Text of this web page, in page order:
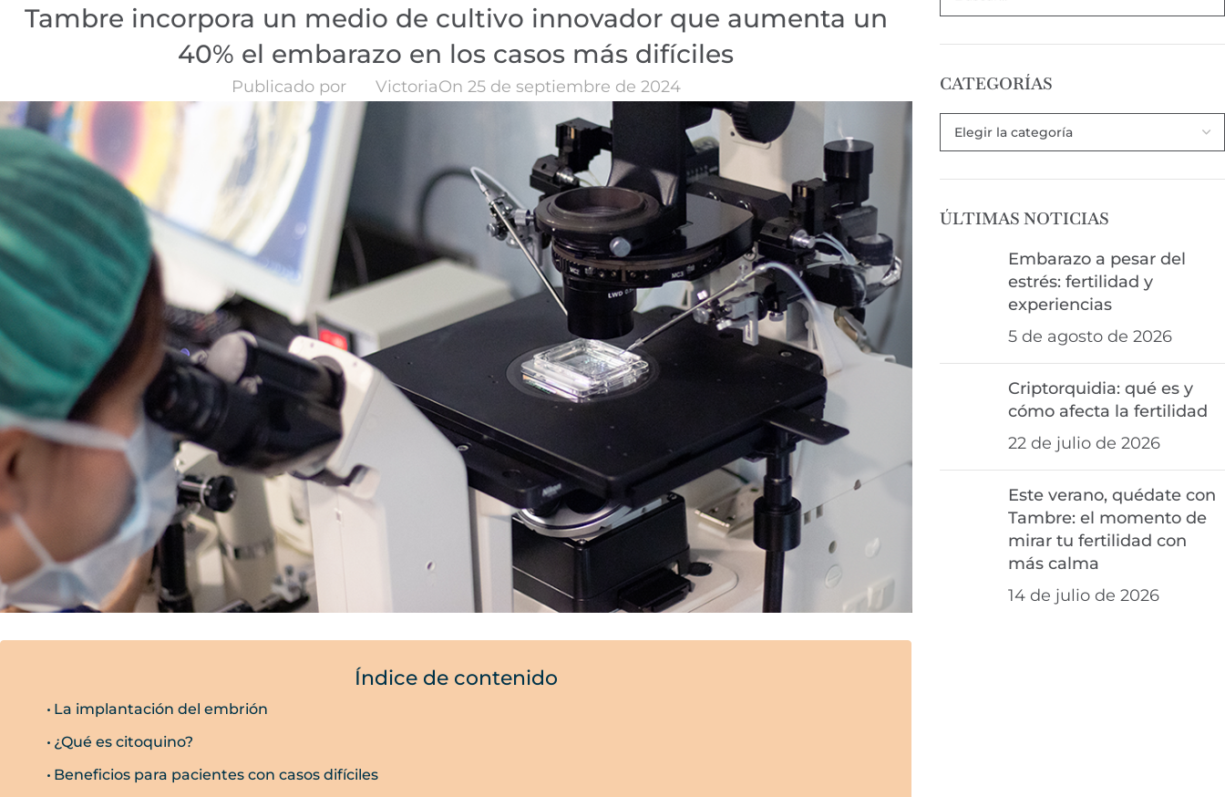
Tambre incorpora un medio de cultivo innovador que aumenta un
40% el embarazo en los casos más difíciles
Publicado por VictoriaOn 25 de septiembre de 2024
Índice de contenido
La implantación del embrión
¿Qué es citoquino?
Beneficios para pacientes con casos difíciles
CATEGORÍAS
ÚLTIMAS NOTICIAS
Embarazo a pesar del
estrés: fertilidad y
experiencias
5 de agosto de 2026
Criptorquidia: qué es y
cómo afecta la fertilidad
22 de julio de 2026
Este verano, quédate con
Tambre: el momento de
mirar tu fertilidad con
más calma
14 de julio de 2026